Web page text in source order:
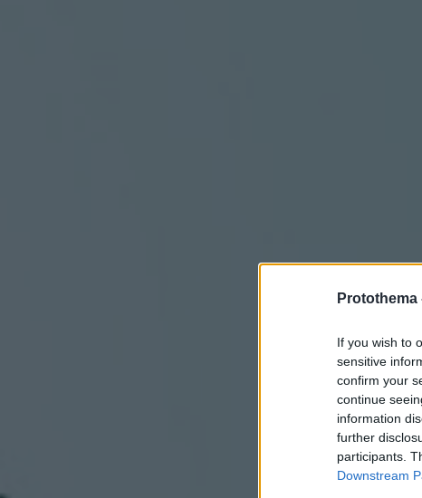
Protothema
If you wish to
sensitive
confirm your
continue
information
further
participants.
Downstream